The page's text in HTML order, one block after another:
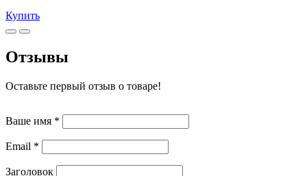
Купить
Отзывы
Оставьте первый отзыв о товаре!
Ваше имя *
Email *
Заголовок